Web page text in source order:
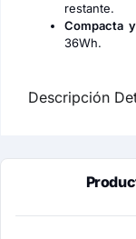
restante.
Compacta
36Wh.
Descripción